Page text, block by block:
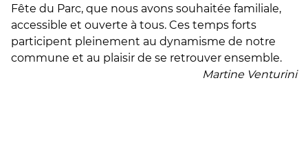
Fête du Parc, que nous avons souhaitée familiale,
accessible et ouverte à tous. Ces temps forts
participent pleinement au dynamisme de notre
commune et au plaisir de se retrouver ensemble.
Martine Venturini